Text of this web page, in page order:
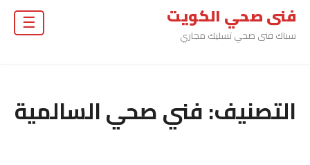
فنى صحي الكويت
سباك فنى صحي تسليك مجاري
التصنيف:فني صحي السالمية